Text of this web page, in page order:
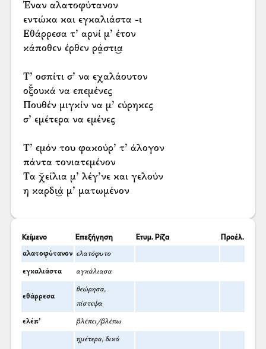
Έναν αλατοφύτανον
εντώκα και εγκαλιάστα -ι
Εθάρρεσα τ’ αρνί μ’ έτον
κάποθεν έρθεν ρά̤στι͜α
Τ’ οσπίτι σ’ να εχαλάουτον
οξ̌ουκά να επεμένες
Πουθέν μιγκίν να μ’ εύρηκες
σ’ εμέτερα να εμένες
Τ’ εμόν του φακούρ’ τ’ άλογον
πάντα τονιατεμένον
Τα χ̌είλια μ’ λέγ’νε και γελούν
η καρδι͜ά μ’ ματωμένον
Κείμενο Επεξήγηση Ετυμ. Ρίζα Προέλ.
αλατοφύτανον ελατόφυτο
εγκαλιάστα αγκάλιασα
εθάρρεσα
θεώρησα,
πίστεψα
ελέπ’ βλέπει/βλέπω
ημέτερα, δικά